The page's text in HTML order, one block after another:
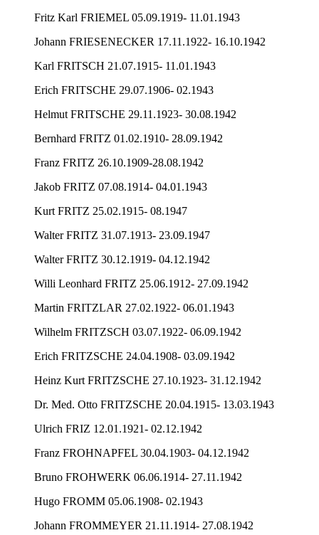
Fritz Karl FRIEMEL 05.09.1919- 11.01.1943
Johann FRIESENECKER 17.11.1922- 16.10.1942
Karl FRITSCH 21.07.1915- 11.01.1943
Erich FRITSCHE 29.07.1906- 02.1943
Helmut FRITSCHE 29.11.1923- 30.08.1942
Bernhard FRITZ 01.02.1910- 28.09.1942
Franz FRITZ 26.10.1909-28.08.1942
Jakob FRITZ 07.08.1914- 04.01.1943
Kurt FRITZ 25.02.1915- 08.1947
Walter FRITZ 31.07.1913- 23.09.1947
Walter FRITZ 30.12.1919- 04.12.1942
Willi Leonhard FRITZ 25.06.1912- 27.09.1942
Martin FRITZLAR 27.02.1922- 06.01.1943
Wilhelm FRITZSCH 03.07.1922- 06.09.1942
Erich FRITZSCHE 24.04.1908- 03.09.1942
Heinz Kurt FRITZSCHE 27.10.1923- 31.12.1942
Dr. Med. Otto FRITZSCHE 20.04.1915- 13.03.1943
Ulrich FRIZ 12.01.1921- 02.12.1942
Franz FROHNAPFEL 30.04.1903- 04.12.1942
Bruno FROHWERK 06.06.1914- 27.11.1942
Hugo FROMM 05.06.1908- 02.1943
Johann FROMMEYER 21.11.1914- 27.08.1942